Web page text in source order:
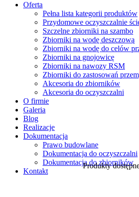
Oferta
Pełna lista kategorii produktów
Przydomowe oczyszczalnie
Szczelne zbiorniki na szambo
Zbiorniki na wodę deszczową
Zbiorniki na wodę do celów
Zbiorniki na gnojowicę
Zbiorniki na nawozy RSM
Zbiorniki do zastosowań
Akcesoria do zbiorników
Akcesoria do oczyszczalni
O firmie
Galeria
Blog
Realizacje
Dokumentacja
Prawo budowlane
Dokumentacja do oczyszczalni
Dokumentacja do zbiorników
Kontakt
Produkty